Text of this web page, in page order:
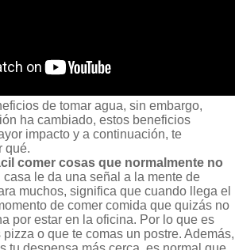
de tomar agua, sin embargo,
ha cambiado, estos beneficios
impacto y a continuación, te
qué.
comer cosas que normalmente no
casa le da una señal a la mente de
muchos, significa que cuando llega el
de comer comida que quizás no
por estar en la oficina. Por lo que es
o que te comas un postre. Además,